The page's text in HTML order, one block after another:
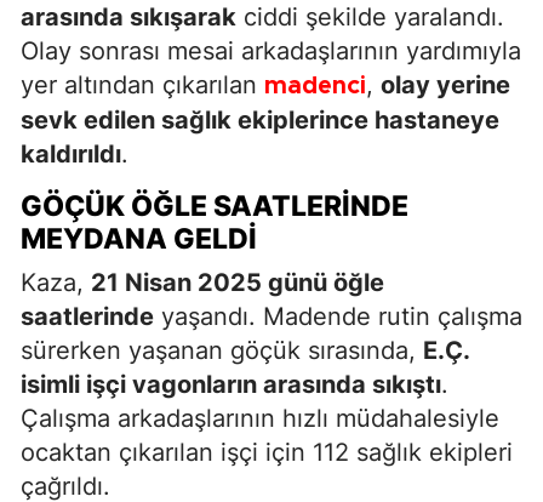
arasında sıkışarak ciddi şekilde yaralandı.
Olay sonrası mesai arkadaşlarının yardımıyla
yer altından çıkarılan madenci, olay yerine
sevk edilen sağlık ekiplerince hastaneye
kaldırıldı.
GÖÇÜK ÖĞLE SAATLERINDE
MEYDANA GELDI
Kaza, 21 Nisan 2025 günü öğle
saatlerinde yaşandı. Madende rutin çalışma
sürerken yaşanan göçük sırasında, E.Ç.
isimli işçi vagonların arasında sıkıştı.
Çalışma arkadaşlarının hızlı müdahalesiyle
ocaktan çıkarılan işçi için 112 sağlık ekipleri
çağrıldı.